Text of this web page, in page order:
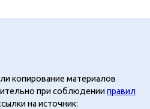
копирование материалов
при соблюденииправил
на источник: